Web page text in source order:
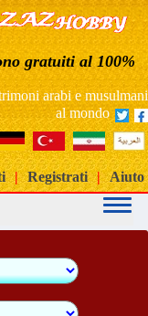
gratuiti al 100%
gratuiti in Marocco
arabi e musulmani
al mondo
| Registrati | Aiuto